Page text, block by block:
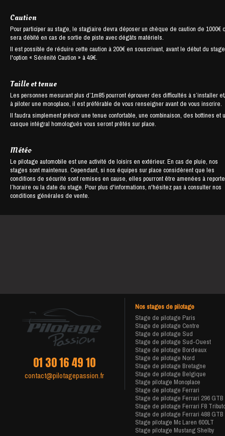
Caution
Pour participer au stage, le stagiaire devra déposer un chèque de caution de 1000€
sera débité en cas de sortie de piste avec dégâts matériels.
Il est possible de réduire cette caution à 200€ en souscrivant, avant le début du
l'option « Sérénité Caution » à 49€.
Taille et tenue
Les personnes mesurant plus d’1m85 pourront éprouver des difficultés à s’installer
à piloter une monoplace, il est préférable de vous renseigner avant de vous inscrire.
Il faudra simplement prévoir une tenue confortable, une combinaison, des bottines et
casque intégral homologués vous seront prêtés sur place.
Météo
Le pilotage automobile est une activité de loisirs en extérieur. En cas de pluie, nos
stages sont maintenus. Cependant, si nos équipes sur place considèrent que les
conditions de sécurité sont remises en cause, elles pourront être amenées à
l’horaire ou la date du stage. Pour plus d'informations, n'hésitez pas à consulter nos
conditions générales de vente.
01 30 16 49 10
contact@pilotagepassion.fr
Nos stages de pilotage
Stage de pilotage Paris
Stage de pilotage Centre
Stage de pilotage Sud
Stage de pilotage Sud-Ouest
Stage de pilotage Bordeaux
Stage de pilotage Nord
Stage de pilotage Bretagne
Stage de pilotage Belgique
Stage pilotage Monoplace
Stage de pilotage Ferrari
Stage de pilotage Ferrari 296 GTB
Stage de pilotage Ferrari F8
Stage de pilotage Ferrari 488 GTB
Stage pilotage Mc Laren 600LT
Stage pilotage Mustang Shelby